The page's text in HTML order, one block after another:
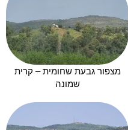
מצפור גבעת שחומית – קרית
שמונה